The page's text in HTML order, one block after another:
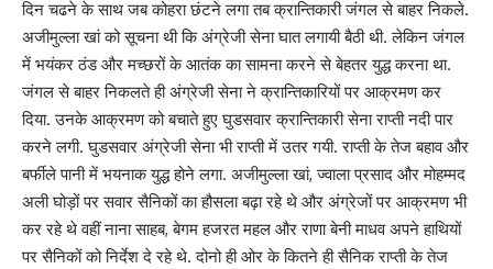
दिन चढने के साथ जब कोहरा छंटने लगा तब क्रान्तिकारी जंगल से बाहर निकले.
अजीमुल्ला खां को सूचना थी कि अंग्रेजी सेना घात लगायी बैठी थी. लेकिन जंगल
में भयंकर ठंड और मच्छरों के आतंक का सामना करने से बेहतर युद्ध करना था.
जंगल से बाहर निकलते ही अंग्रेजी सेना ने क्रान्तिकारियों पर आक्रमण कर
दिया. उनके आक्रमण को बचाते हुए घुडसवार क्रान्तिकारी सेना राप्ती नदी पार
करने लगी. घुडसवार अंग्रेजी सेना भी राप्ती में उतर गयी. राप्ती के तेज बहाव और
बर्फीले पानी में भयनाक युद्ध होने लगा. अजीमुल्ला खां, ज्वाला प्रसाद और मोहम्मद
अली घोड़ों पर सवार सैनिकों का हौसला बढ़ा रहे थे और अंग्रेजों पर आक्रमण भी
कर रहे थे वहीं नाना साहब, बेगम हजरत महल और राणा बेनी माधव अपने हाथियों
पर सैनिकों को निर्देश दे रहे थे. दोनो ही ओर के कितने ही सैनिक राप्ती के तेज